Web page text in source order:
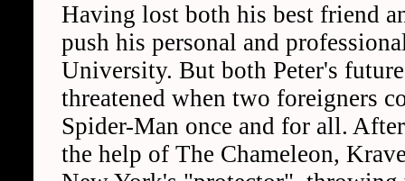
Having lost both his best friend
push his personal and
University. But both Peter's
threatened when two foreigners
Spider-Man once and for all.
the help of The Chameleon,